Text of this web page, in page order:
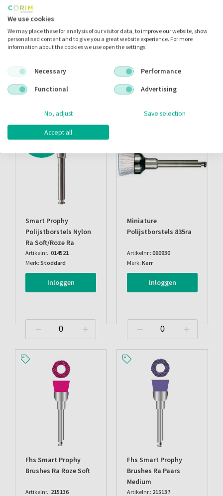
Artikelnr.:
Merk:Dentamerica
Inloggen Inloggen
ACTIE
Smart Prophy
Polijstborstels Nylon
Ra Soft/roze Ra
Artikelnr.: 014521
Merk: Stoddard
Inloggen
Miniature
Polijstborstels 835ra
Artikelnr.: 060930
Merk: Kerr
Inloggen
Fhs Smart Prophy
Brushes Ra Roze Soft
Artikelnr.: 215136
Fhs Smart Prophy
Brushes Ra Paars
Medium
Artikelnr.: 215137
We use cookies
We may place these for analysis of our visitor data, to improve our website, show
personalised content and to give you a great website experience. For more
information about the cookies we use open the settings.
Necessary
Performance
Functional
Advertising
No, adjust Save selection
Accept all